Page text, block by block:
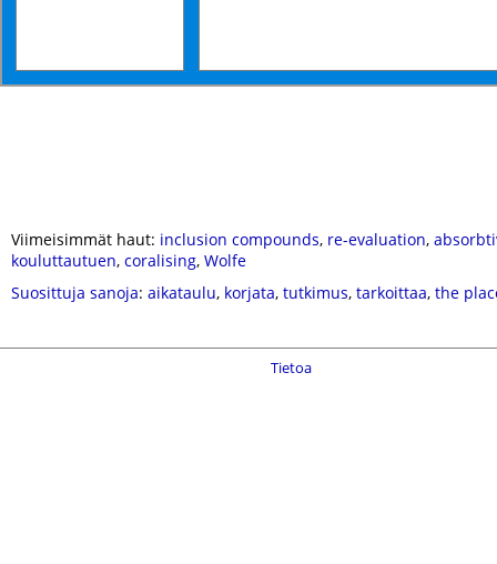
Viimeisimmät haut: inclusion compounds, re-evaluation,
kouluttautuen, coralising, Wolfe
Suosittuja sanoja: aikataulu, korjata, tutkimus, tarkoittaa, the
Tietoa